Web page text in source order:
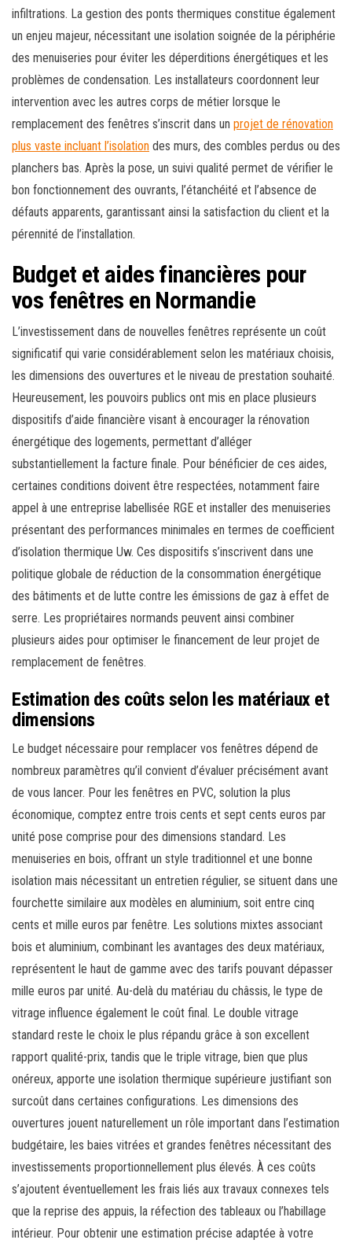
infiltrations. La gestion des ponts thermiques constitue également
un enjeu majeur, nécessitant une isolation soignée de la périphérie
des menuiseries pour éviter les déperditions énergétiques et les
problèmes de condensation. Les installateurs coordonnent leur
intervention avec les autres corps de métier lorsque le
remplacement des fenêtres s’inscrit dans un projet de rénovation
plus vaste incluant l’isolation des murs, des combles perdus ou des
planchers bas. Après la pose, un suivi qualité permet de vérifier le
bon fonctionnement des ouvrants, l’étanchéité et l’absence de
défauts apparents, garantissant ainsi la satisfaction du client et la
pérennité de l’installation.
Budget et aides financières pour
vos fenêtres en Normandie
L’investissement dans de nouvelles fenêtres représente un coût
significatif qui varie considérablement selon les matériaux choisis,
les dimensions des ouvertures et le niveau de prestation souhaité.
Heureusement, les pouvoirs publics ont mis en place plusieurs
dispositifs d’aide financière visant à encourager la rénovation
énergétique des logements, permettant d’alléger
substantiellement la facture finale. Pour bénéficier de ces aides,
certaines conditions doivent être respectées, notamment faire
appel à une entreprise labellisée RGE et installer des menuiseries
présentant des performances minimales en termes de coefficient
d’isolation thermique Uw. Ces dispositifs s’inscrivent dans une
politique globale de réduction de la consommation énergétique
des bâtiments et de lutte contre les émissions de gaz à effet de
serre. Les propriétaires normands peuvent ainsi combiner
plusieurs aides pour optimiser le financement de leur projet de
remplacement de fenêtres.
Estimation des coûts selon les matériaux et
dimensions
Le budget nécessaire pour remplacer vos fenêtres dépend de
nombreux paramètres qu’il convient d’évaluer précisément avant
de vous lancer. Pour les fenêtres en PVC, solution la plus
économique, comptez entre trois cents et sept cents euros par
unité pose comprise pour des dimensions standard. Les
menuiseries en bois, offrant un style traditionnel et une bonne
isolation mais nécessitant un entretien régulier, se situent dans une
fourchette similaire aux modèles en aluminium, soit entre cinq
cents et mille euros par fenêtre. Les solutions mixtes associant
bois et aluminium, combinant les avantages des deux matériaux,
représentent le haut de gamme avec des tarifs pouvant dépasser
mille euros par unité. Au-delà du matériau du châssis, le type de
vitrage influence également le coût final. Le double vitrage
standard reste le choix le plus répandu grâce à son excellent
rapport qualité-prix, tandis que le triple vitrage, bien que plus
onéreux, apporte une isolation thermique supérieure justifiant son
surcoût dans certaines configurations. Les dimensions des
ouvertures jouent naturellement un rôle important dans l’estimation
budgétaire, les baies vitrées et grandes fenêtres nécessitant des
investissements proportionnellement plus élevés. À ces coûts
s’ajoutent éventuellement les frais liés aux travaux connexes tels
que la reprise des appuis, la réfection des tableaux ou l’habillage
intérieur. Pour obtenir une estimation précise adaptée à votre